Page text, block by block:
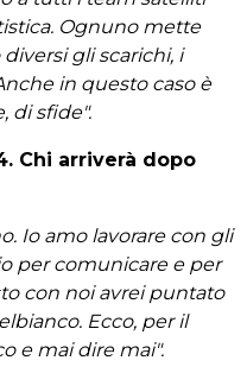
Ognuno mette
gli scarichi, i
in questo caso è
di sfide".
Chi arriverà dopo
Io amo lavorare con gli
per comunicare e per
con noi avrei puntato
Ecco, per il
e mai dire mai".